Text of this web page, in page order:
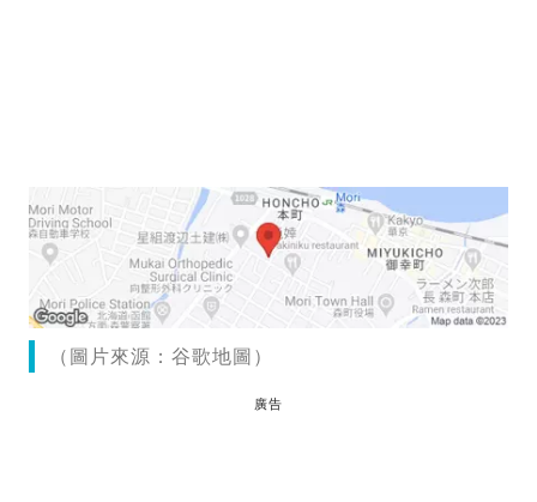
（圖片來源：谷歌地圖）
廣告